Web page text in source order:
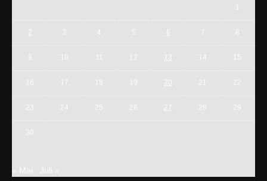
1
2 3 4 5 6 7 8
9 10 11 12 13 14 15
16 17 18 19 20 21 22
23 24 25 26 27 28 29
30
« Mai Juli »